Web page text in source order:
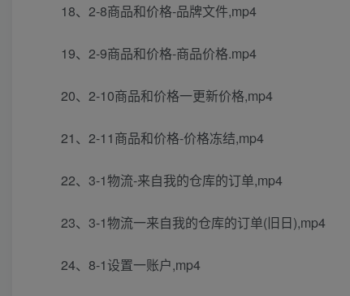
18、2-8商品和价格-品牌文件,mp4
19、2-9商品和价格-商品价格.mp4
20、2-10商品和价格一更新价格,mp4
21、2-11商品和价格-价格冻结,mp4
22、3-1物流-来自我的仓库的订单,mp4
23、3-1物流一来自我的仓库的订单(旧日),mp4
24、8-1设置一账户,mp4